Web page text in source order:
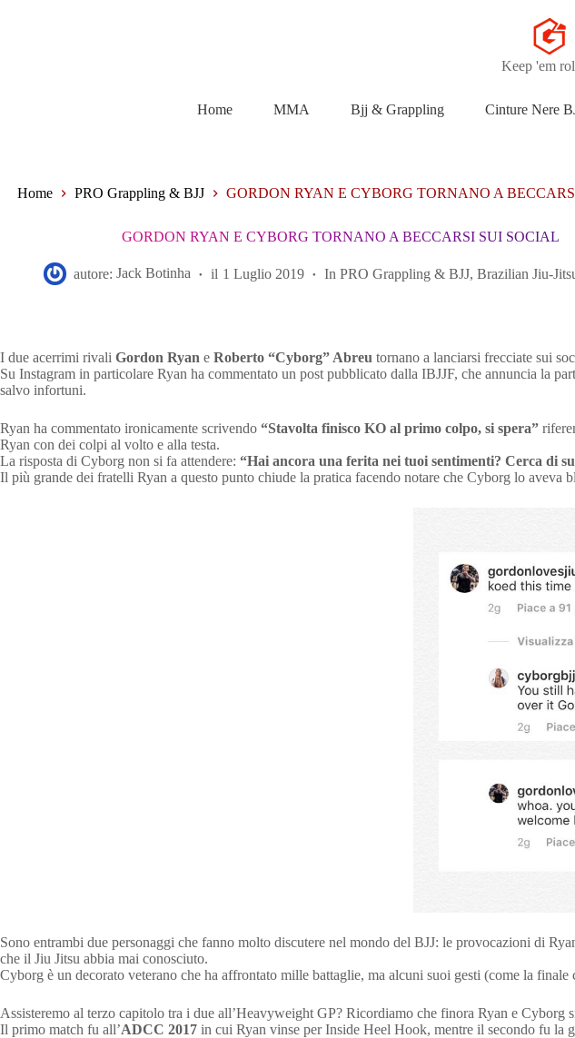
Keep 'em
Home MMA Bjj & Grappling Cinture Nere
Home PRO Grappling & BJJ GORDON RYAN E CYBORG TORNANO A
GORDON RYAN E CYBORG TORNANO A BECCARSI SUI SOCIAL
autore: Jack Botinha il 1 Luglio 2019 In PRO Grappling & BJJ, Brazilian Jiu-
I due acerrimi rivali Gordon Ryan e Roberto “Cyborg” Abreu tornano a lanciarsi frecciate sui
Su Instagram in particolare Ryan ha commentato un post pubblicato dalla IBJJF, che annuncia la
salvo infortuni.
Ryan ha commentato ironicamente scrivendo “Stavolta finisco KO al primo colpo, si spera”
Ryan con dei colpi al volto e alla testa.
La risposta di Cyborg non si fa attendere: “Hai ancora una ferita nei tuoi sentimenti? Cerca di
Il più grande dei fratelli Ryan a questo punto chiude la pratica facendo notare che Cyborg lo aveva
Sono entrambi due personaggi che fanno molto discutere nel mondo del BJJ: le provocazioni di
che il Jiu Jitsu abbia mai conosciuto.
Cyborg è un decorato veterano che ha affrontato mille battaglie, ma alcuni suoi gesti (come la
Assisteremo al terzo capitolo tra i due all’Heavyweight GP? Ricordiamo che finora Ryan e Cyborg
Il primo match fu all’ADCC 2017 in cui Ryan vinse per Inside Heel Hook, mentre il secondo fu la